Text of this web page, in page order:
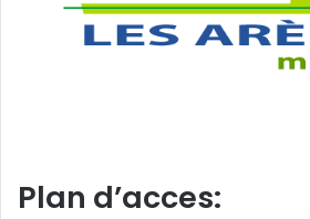
Plan d’acces: